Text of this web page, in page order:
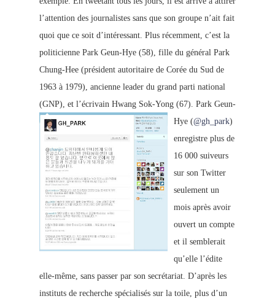
l’attention des journalistes sans que son groupe n’ait fait
quoi que ce soit d’intéressant. Plus récemment, c’est la
politicienne Park Geun-Hye (58), fille du général Park
Chung-Hee (président autoritaire de Corée du Sud de
1963 à 1979), ancienne leader du grand parti national
(GNP), et l’écrivain Hwang Sok-Yong (67). Park Geun-
Hye (@gh_park)
enregistre plus de
16 000 suiveurs
sur son Twitter
seulement un
mois après avoir
ouvert un compte
et il semblerait
qu’elle l’édite
elle-même, sans passer par son secrétariat. D’après les
instituts de recherche spécialisés sur la toile, plus d’un